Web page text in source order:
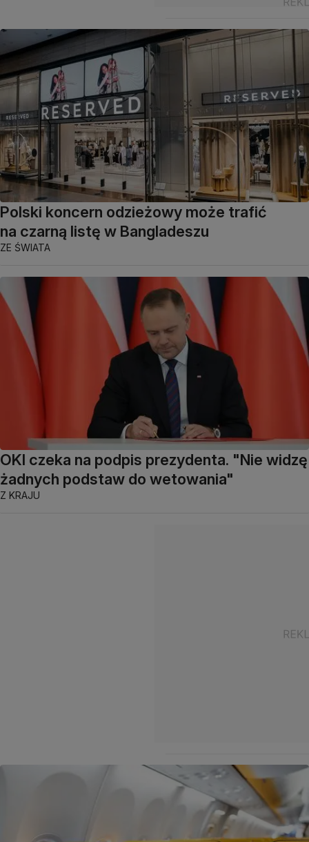
Polski koncern odzieżowy może trafić
na czarną listę w Bangladeszu
ZE ŚWIATA
OKI czeka na podpis prezydenta. "Nie widzę
żadnych podstaw do wetowania"
Z KRAJU